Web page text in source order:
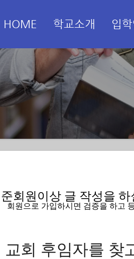
HOME 학교소개 입
준회원이상 글 작성을
회원으로 가입하시면 검증을 하고
교회 후임자를 찾